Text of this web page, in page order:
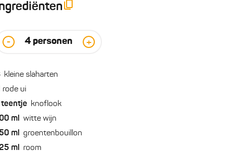
- 4 personen +
kleine slaharten
rode ui
teentje knoflook
ml witte wijn
ml groentenbouillon
ml room